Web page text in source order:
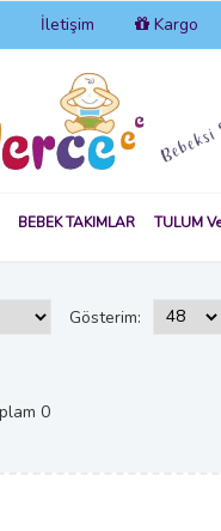
İletişim Kargo
BEBEK TAKIMLAR TULUM
Gösterim:
0